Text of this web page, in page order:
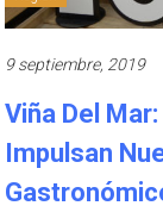
9 septiembre, 2019
Viña Del
Impulsan